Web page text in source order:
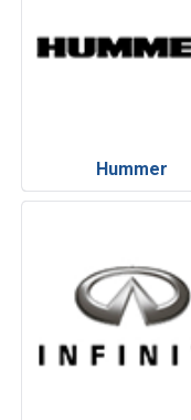
Hummer